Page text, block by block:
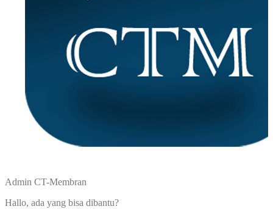
Admin CT-Membran
Hallo, ada yang bisa dibantu?